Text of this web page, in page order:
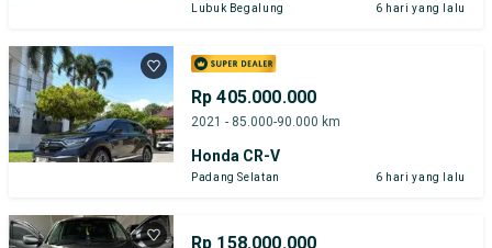
Lubuk Begalung 6 hari yang lalu
Rp 405.000.000
2021 - 85.000-90.000 km
Honda CR-V
Padang Selatan 6 hari yang lalu
Rp 158.000.000